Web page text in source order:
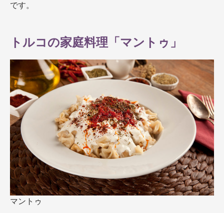
です。
トルコの家庭料理「マントゥ」
マントゥ